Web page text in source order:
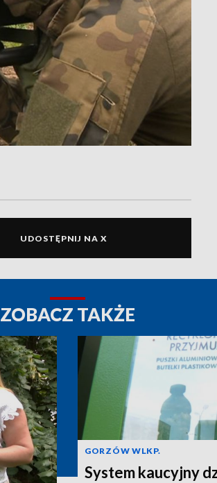
UDOSTĘPNIJ NA X
ZOBACZ TAKŻE
GORZÓW WLKP.
System kaucyjny